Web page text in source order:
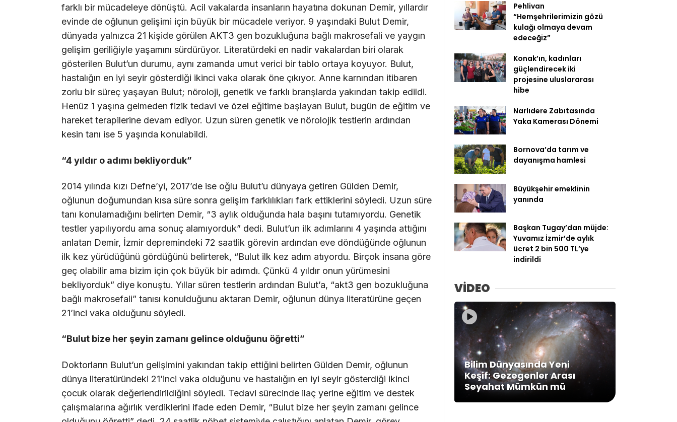
farklı bir mücadeleye dönüştü. Acil vakalarda insanların hayatına dokunan Demir, yıllardır
evinde de oğlunun gelişimi için büyük bir mücadele veriyor. 9 yaşındaki Bulut Demir,
dünyada yalnızca 21 kişide görülen AKT3 gen bozukluğuna bağlı makrosefali ve yaygın
gelişim geriliğiyle yaşamını sürdürüyor. Literatürdeki en nadir vakalardan biri olarak
gösterilen Bulut’un durumu, aynı zamanda umut verici bir tablo ortaya koyuyor. Bulut,
hastalığın en iyi seyir gösterdiği ikinci vaka olarak öne çıkıyor. Anne karnından itibaren
zorlu bir süreç yaşayan Bulut; nöroloji, genetik ve farklı branşlarda yakından takip edildi.
Henüz 1 yaşına gelmeden fizik tedavi ve özel eğitime başlayan Bulut, bugün de eğitim ve
hareket terapilerine devam ediyor. Uzun süren genetik ve nörolojik testlerin ardından
kesin tanı ise 5 yaşında konulabildi.
“4 yıldır o adımı bekliyorduk”
2014 yılında kızı Defne’yi, 2017’de ise oğlu Bulut’u dünyaya getiren Gülden Demir,
oğlunun doğumundan kısa süre sonra gelişim farklılıkları fark ettiklerini söyledi. Uzun süre
tanı konulamadığını belirten Demir, “3 aylık olduğunda hala başını tutamıyordu. Genetik
testler yapılıyordu ama sonuç alamıyorduk” dedi. Bulut’un ilk adımlarını 4 yaşında attığını
anlatan Demir, İzmir depremindeki 72 saatlik görevin ardından eve döndüğünde oğlunun
ilk kez yürüdüğünü gördüğünü belirterek, “Bulut ilk kez adım atıyordu. Birçok insana göre
geç olabilir ama bizim için çok büyük bir adımdı. Çünkü 4 yıldır onun yürümesini
bekliyorduk” diye konuştu. Yıllar süren testlerin ardından Bulut’a, “akt3 gen bozukluğuna
bağlı makrosefali” tanısı konulduğunu aktaran Demir, oğlunun dünya literatürüne geçen
21’inci vaka olduğunu söyledi.
“Bulut bize her şeyin zamanı gelince olduğunu öğretti”
Doktorların Bulut’un gelişimini yakından takip ettiğini belirten Gülden Demir, oğlunun
dünya literatüründeki 21’inci vaka olduğunu ve hastalığın en iyi seyir gösterdiği ikinci
çocuk olarak değerlendirildiğini söyledi. Tedavi sürecinde ilaç yerine eğitim ve destek
çalışmalarına ağırlık verdiklerini ifade eden Demir, “Bulut bize her şeyin zamanı gelince
Pehlivan
“Hemşehrilerimizin gözü
kulağı olmaya devam
edeceğiz”
Konak’ın, kadınları
güçlendirecek iki
projesine uluslararası
hibe
Narlıdere Zabıtasında
Yaka Kamerası Dönemi
Bornova’da tarım ve
dayanışma hamlesi
Büyükşehir emeklinin
yanında
Başkan Tugay’dan müjde:
Yuvamız İzmir’de aylık
ücret 2 bin 500 TL’ye
indirildi
VİDEO
Bilim Dünyasında Yeni
Keşif: Gezegenler Arası
Seyahat Mümkün mü